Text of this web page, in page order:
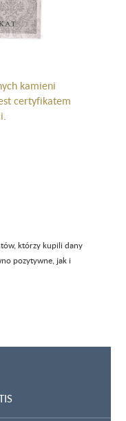
kamieni
certyfikatem
którzy kupili dany
pozytywne, jak i